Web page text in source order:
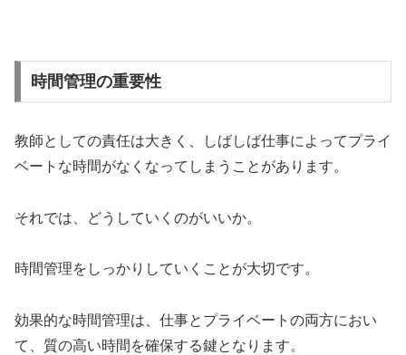
時間管理の重要性
教師としての責任は大きく、しばしば仕事によってプライ
ベートな時間がなくなってしまうことがあります。
それでは、どうしていくのがいいか。
時間管理をしっかりしていくことが大切です。
効果的な時間管理は、仕事とプライベートの両方におい
て、質の高い時間を確保する鍵となります。